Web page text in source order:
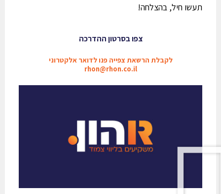
תעשו חיל, בהצלחה!
צפו בסרטון ההדרכה
לקבלת הרשאת צפייה פנו לדואר אלקטרוני
rhon@rhon.co.il